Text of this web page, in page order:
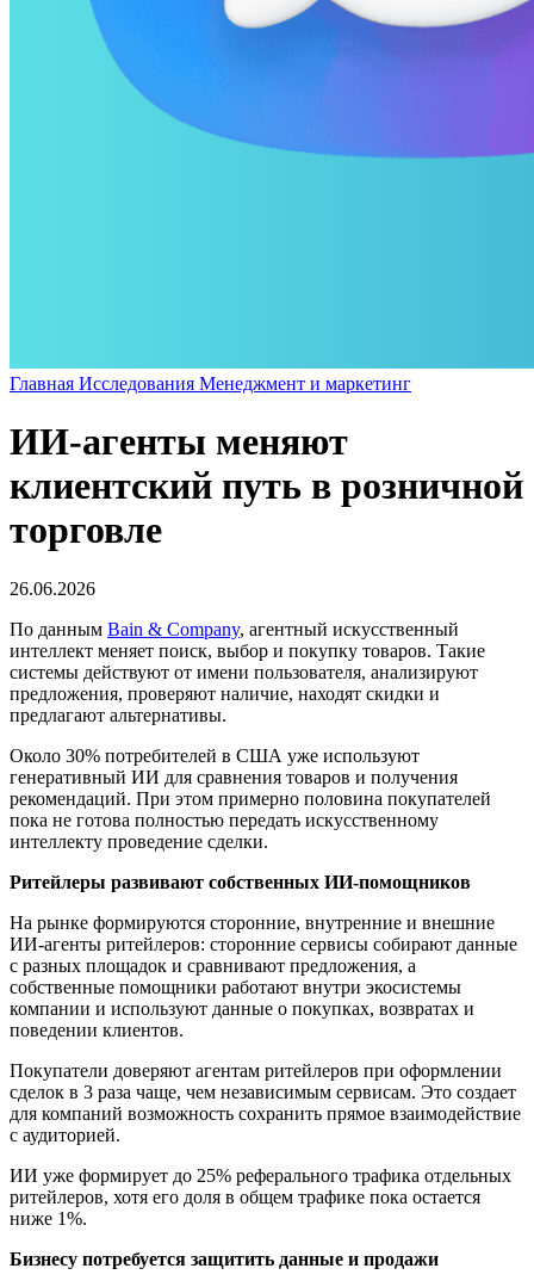
Главная Исследования Менеджмент и маркетинг
ИИ-агенты меняют
клиентский путь в розничной
торговле
26.06.2026
По данным Bain & Company, агентный искусственный
интеллект меняет поиск, выбор и покупку товаров. Такие
системы действуют от имени пользователя, анализируют
предложения, проверяют наличие, находят скидки и
предлагают альтернативы.
Около 30% потребителей в США уже используют
генеративный ИИ для сравнения товаров и получения
рекомендаций. При этом примерно половина покупателей
пока не готова полностью передать искусственному
интеллекту проведение сделки.
Ритейлеры развивают собственных ИИ-помощников
На рынке формируются сторонние, внутренние и внешние
ИИ-агенты ритейлеров: сторонние сервисы собирают данные
с разных площадок и сравнивают предложения, а
собственные помощники работают внутри экосистемы
компании и используют данные о покупках, возвратах и
поведении клиентов.
Покупатели доверяют агентам ритейлеров при оформлении
сделок в 3 раза чаще, чем независимым сервисам. Это создает
для компаний возможность сохранить прямое взаимодействие
с аудиторией.
ИИ уже формирует до 25% реферального трафика отдельных
ритейлеров, хотя его доля в общем трафике пока остается
ниже 1%.
Бизнесу потребуется защитить данные и продажи